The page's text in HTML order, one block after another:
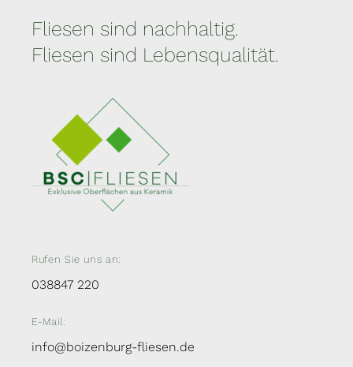
Fliesen sind nachhaltig.
Fliesen sind Lebensqualität.
Rufen Sie uns an:
038847 220
E-Mail:
info@boizenburg-fliesen.de